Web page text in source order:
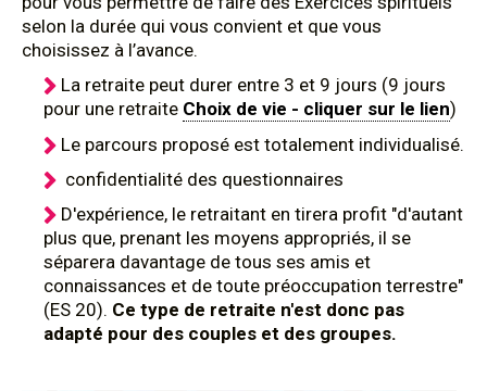
selon la durée qui vous convient et que vous
choisissez à l’avance.
La retraite peut durer entre 3 et 9 jours (9 jours
pour une retraite Choix de vie - cliquer sur le lien)
Le parcours proposé est totalement individualisé.
confidentialité des questionnaires
D'expérience, le retraitant en tirera profit "d'autant
plus que, prenant les moyens appropriés, il se
séparera davantage de tous ses amis et
connaissances et de toute préoccupation terrestre"
(ES 20). Ce type de retraite n'est donc pas
adapté pour des couples et des groupes.